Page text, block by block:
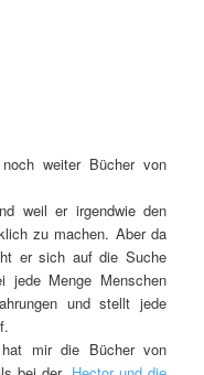
weiter Bücher von
weil er irgendwie den
zu machen. Aber da
er sich auf die Suche
jede Menge Menschen
und stellt jede
mir die Bücher von